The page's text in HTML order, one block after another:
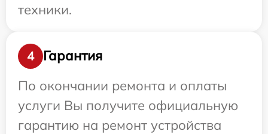
техники.
4
Гарантия
По окончании ремонта и оплаты
услуги Вы получите официальную
гарантию на ремонт устройства